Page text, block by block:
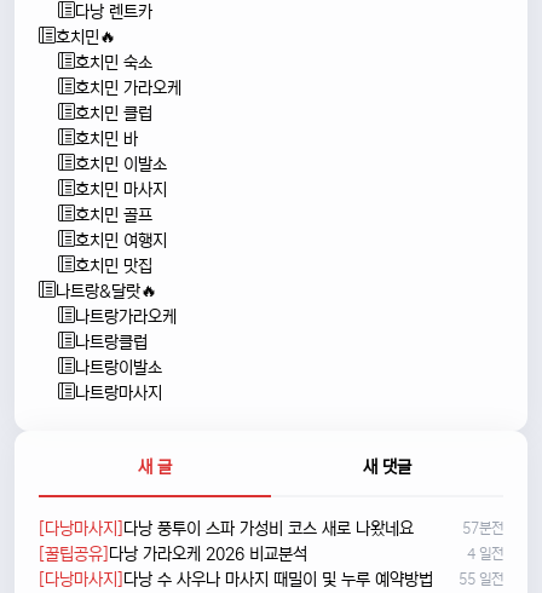
다낭 렌트카
호치민🔥
호치민 숙소
호치민 가라오케
호치민 클럽
호치민 바
호치민 이발소
호치민 마사지
호치민 골프
호치민 여행지
호치민 맛집
나트랑&달랏🔥
나트랑가라오케
나트랑클럽
나트랑이발소
나트랑마사지
새 글 새 댓글
[다낭마사지]다낭 풍투이 스파 가성비 코스 새로 나왔네요 57분전
[꿀팁공유]다낭 가라오케 2026 비교분석 4 일전
[다낭마사지]다낭 수 사우나 마사지 때밀이 및 누루 예약방법 55 일전